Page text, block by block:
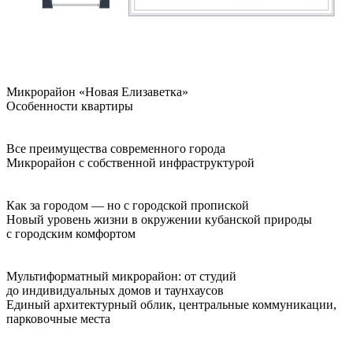
Микрорайон «Новая Елизаветка»
Особенности квартиры
Все преимущества современного города
Микрорайон с собственной инфраструктурой
Как за городом — но с городской пропиской
Новый уровень жизни в окружении кубанской природы
с городским комфортом
Мультиформатный микрорайон: от студий
до индивидуальных домов и таунхаусов
Единый архитектурный облик, центральные коммуникации,
парковочные места